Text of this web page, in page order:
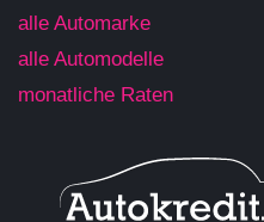
alle Automarke
alle Automodelle
monatliche Raten